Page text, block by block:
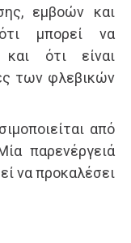
εμβοών και
μπορεί να
και ότι είναι
των φλεβικών
από
παρενέργειά
να προκαλέσει